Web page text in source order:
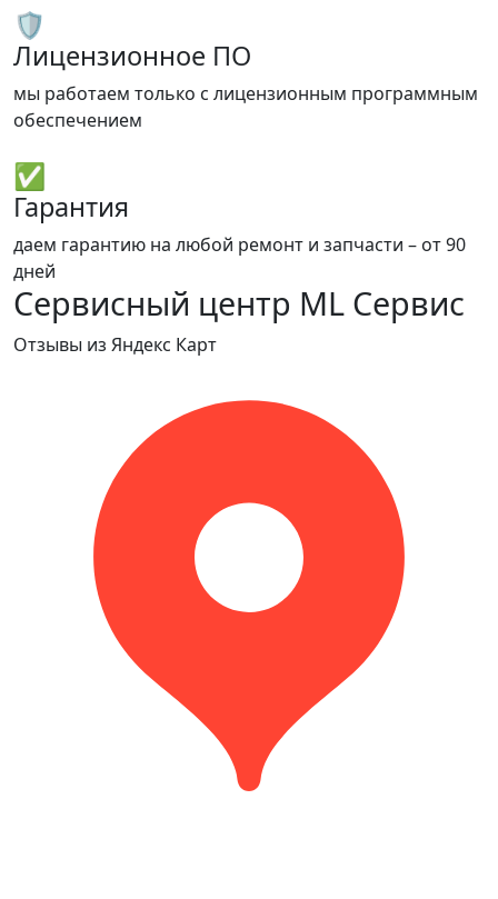
🛡️
Лицензионное ПО
мы работаем только с лицензионным программным
обеспечением
✅
Гарантия
даем гарантию на любой ремонт и запчасти – от 90
дней
Сервисный центр ML Сервис
Отзывы из Яндекс Карт